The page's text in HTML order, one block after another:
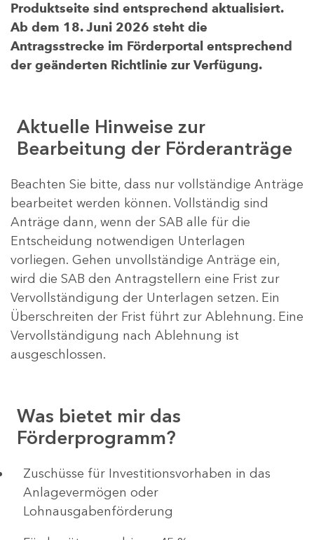
Produktseite sind entsprechend aktualisiert.
Ab dem 18. Juni 2026 steht die
Antragsstrecke im Förderportal entsprechend
der geänderten Richtlinie zur Verfügung.
Aktuelle Hinweise zur
Bearbeitung der Förderanträge
Beachten Sie bitte, dass nur vollständige Anträge
bearbeitet werden können. Vollständig sind
Anträge dann, wenn der SAB alle für die
Entscheidung notwendigen Unterlagen
vorliegen. Gehen unvollständige Anträge ein,
wird die SAB den Antragstellern eine Frist zur
Vervollständigung der Unterlagen setzen. Ein
Überschreiten der Frist führt zur Ablehnung. Eine
Vervollständigung nach Ablehnung ist
ausgeschlossen.
Was bietet mir das
Förderprogramm?
​​​​​​Zuschüsse für Investitionsvorhaben in das
Anlagevermögen oder
Lohnausgabenförderung